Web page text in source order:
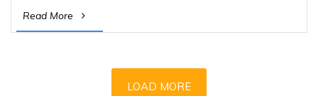
Read More
LOAD MORE